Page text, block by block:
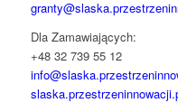
granty@slaska.
Dla Zamawiających:
+48 32 739 55 12